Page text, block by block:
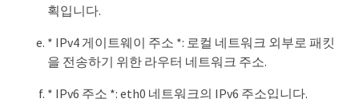
획입니다.
* IPv4 게이트웨이 주소 *: 로컬 네트워크 외부로 패킷
을 전송하기 위한 라우터 네트워크 주소.
* IPv6 주소 *: eth0 네트워크의 IPv6 주소입니다.